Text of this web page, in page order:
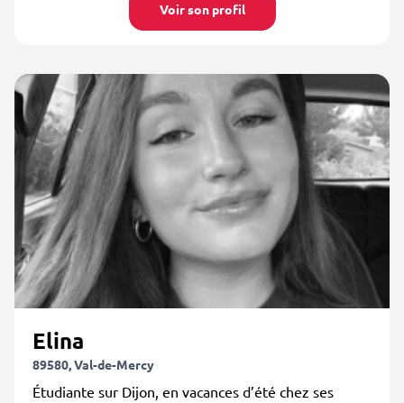
Voir son profil
Elina
89580, Val-de-Mercy
Étudiante sur Dijon, en vacances d’été chez ses